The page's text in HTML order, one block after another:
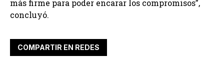
más firme para poder encarar los compromisos”,
concluyó.
COMPARTIR EN REDES